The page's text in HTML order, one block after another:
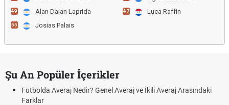
49 Alan Daian Laprida
55 Josias Palais
47 Luca Raffin
Şu An Popüler İçerikler
Futbolda Averaj Nedir? Genel Averaj ve İkili Averaj Arasındaki
Farklar